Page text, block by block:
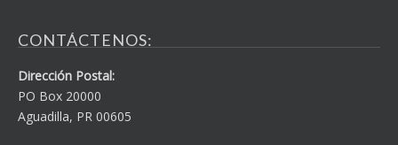
CONTÁCTENOS:
Dirección Postal:
PO Box 20000
Aguadilla, PR 00605